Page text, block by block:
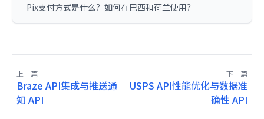
Pix支付方式是什么？如何在巴西和荷兰使用？
上一篇
Braze API集成与推送通
知 API
下一篇
USPS API性能优化与数据准
确性 API